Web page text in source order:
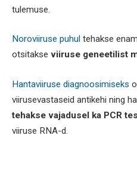
tulemuse.
Noroviiruse puhul tehakse
otsitakse viiruse geneetilist
Hantaviiruse diagnoosimiseks
viirusevastaseid antikehi ning
tehakse vajadusel ka PCR
viiruse RNA-d.